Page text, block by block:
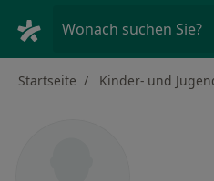
Wonach suchen Sie?
Startseite Kinder- und